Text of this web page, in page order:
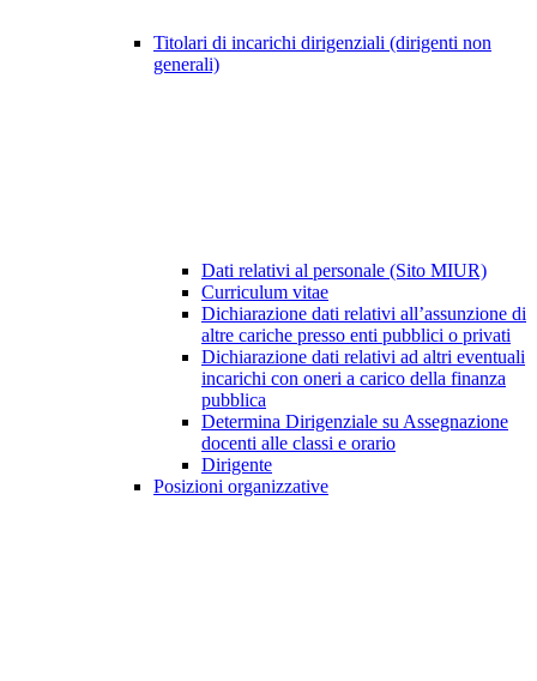
Titolari di incarichi dirigenziali (dirigenti non
generali)
Dati relativi al personale (Sito MIUR)
Curriculum vitae
Dichiarazione dati relativi all’assunzione di
altre cariche presso enti pubblici o privati
Dichiarazione dati relativi ad altri eventuali
incarichi con oneri a carico della finanza
pubblica
Determina Dirigenziale su Assegnazione
docenti alle classi e orario
Dirigente
Posizioni organizzative